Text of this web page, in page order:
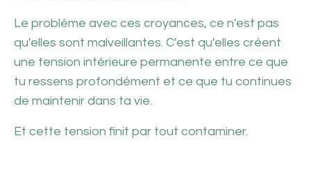
Le problème avec ces croyances, ce n'est pas
qu'elles sont malveillantes. C'est qu'elles créent
une tension intérieure permanente entre ce que
tu ressens profondément et ce que tu continues
de maintenir dans ta vie.
Et cette tension finit par tout contaminer.